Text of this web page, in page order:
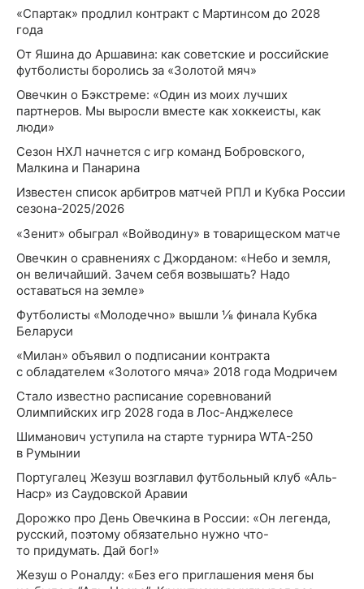
«Спартак» продлил контракт с Мартинсом до 2028
года
От Яшина до Аршавина: как советские и российские
футболисты боролись за «Золотой мяч»
Овечкин о Бэкстреме: «Один из моих лучших
партнеров. Мы выросли вместе как хоккеисты, как
люди»
Сезон НХЛ начнется с игр команд Бобровского,
Малкина и Панарина
Известен список арбитров матчей РПЛ и Кубка России
сезона-2025/2026
«Зенит» обыграл «Войводину» в товарищеском матче
Овечкин о сравнениях с Джорданом: «Небо и земля,
он величайший. Зачем себя возвышать? Надо
оставаться на земле»
Футболисты «Молодечно» вышли ⅛ финала Кубка
Беларуси
«Милан» объявил о подписании контракта
с обладателем «Золотого мяча» 2018 года Модричем
Стало известно расписание соревнований
Олимпийских игр 2028 года в Лос-Анджелесе
Шиманович уступила на старте турнира WTA-250
в Румынии
Португалец Жезуш возглавил футбольный клуб «Аль-
Наср» из Саудовской Аравии
Дорожко про День Овечкина в России: «Он легенда,
русский, поэтому обязательно нужно что-
то придумать. Дай бог!»
Жезуш о Роналду: «Без его приглашения меня бы